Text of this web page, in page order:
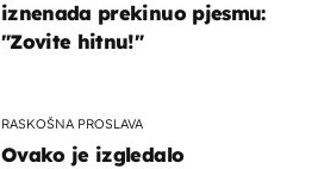
iznenada prekinuo pjesmu:
"Zovite hitnu!"
RASKOŠNA PROSLAVA
Ovako je izgledalo